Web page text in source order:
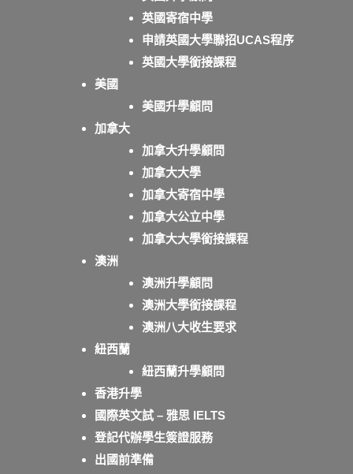
英國寄宿中學
申請英國大學聯招UCAS程序
英國大學銜接課程
美國
美國升學顧問
加拿大
加拿大升學顧問
加拿大大學
加拿大寄宿中學
加拿大公立中學
加拿大大學銜接課程
澳洲
澳洲升學顧問
澳洲大學銜接課程
澳洲八大收生要求
紐西蘭
紐西蘭升學顧問
香港升學
國際英文試 – 雅思 IELTS
登記代辦學生簽證服務
出國前準備